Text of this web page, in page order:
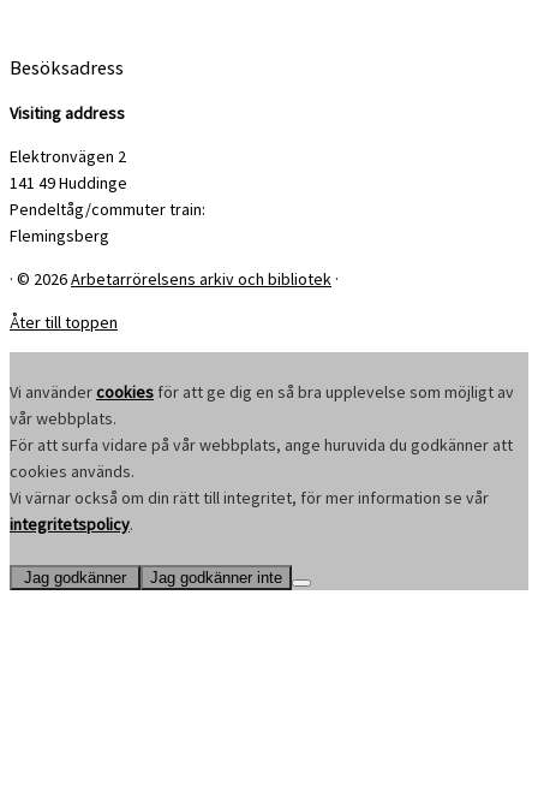
Besöksadress
Visiting address
Elektronvägen 2
141 49 Huddinge
Pendeltåg/commuter train:
Flemingsberg
· © 2026Arbetarrörelsens arkiv och bibliotek ·
Åter till toppen
Vi användercookies för att ge dig en så bra upplevelse som möjligt av
vår webbplats.
För att surfa vidare på vår webbplats, ange huruvida du godkänner att
cookies används.
Vi värnar också om din rätt till integritet, för mer information se vår
integritetspolicy.
Jag godkänner Jag godkänner inte